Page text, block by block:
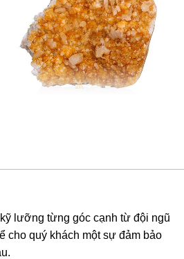
mang ý nghĩa là quả chanh.
bình yên cho bản thân. Citrine có
Mã cổ đại cho rằng mang bên mình
Thạch anh vàng như luồng ánh
lưỡng từng góc cạnh từ đội ngũ
cho quý khách một sự đảm bảo